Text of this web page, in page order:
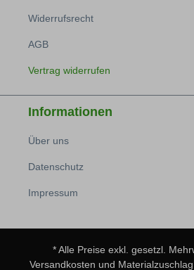
Widerrufsrecht
AGB
Vertrag widerrufen
Informationen
Über uns
Datenschutz
Impressum
* Alle Preise exkl. gesetzl.
Versandkosten und